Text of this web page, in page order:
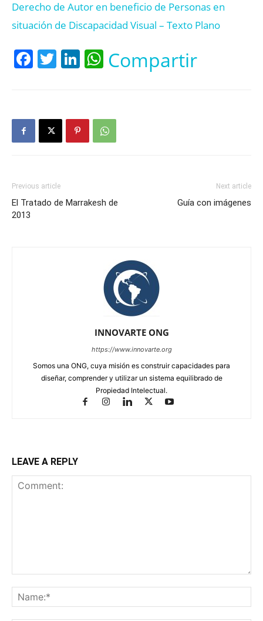
Derecho de Autor en beneficio de Personas en
situación de Discapacidad Visual – Texto Plano
Facebook
Twitter
LinkedIn
WhatsApp
Compartir
Previous article
El Tratado de Marrakesh de
2013
Next article
Guía con imágenes
INNOVARTE ONG
https://www.innovarte.org
Somos una ONG, cuya misión es construir capacidades para
diseñar, comprender y utilizar un sistema equilibrado de
Propiedad Intelectual.
LEAVE A REPLY